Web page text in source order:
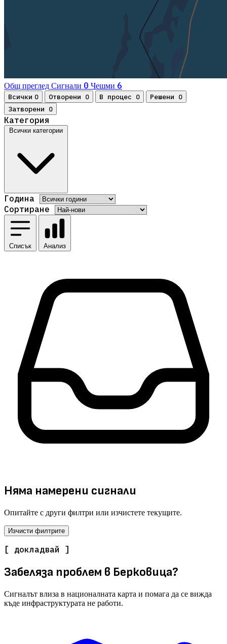
Общ преглед Сигнали 0 Чешми 6
Всички 0 Отворени 0 В процес 0 Решени 0
Затворени 0
Категория
Всички категории
Година
Сортиране
Списък Анализ
Няма намерени сигнали
Опитайте с други филтри или изчистете текущите.
Изчисти филтрите
[ докладвай ]
Забеляза проблем в Берковица?
Сигналът влиза в националната карта и помага да се вижда
къде инфраструктурата не работи.